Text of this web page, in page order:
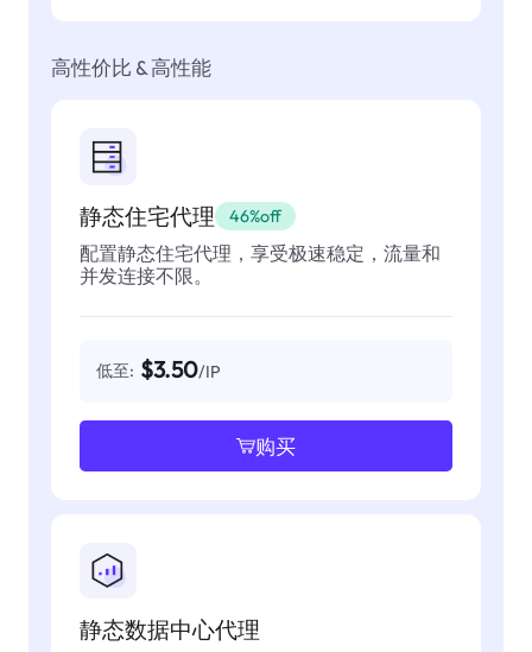
高性价比 & 高性能
静态住宅代理 46%off
配置静态住宅代理，享受极速稳定，流量和
并发连接不限。
低至: $3.50/IP
购买
静态数据中心代理